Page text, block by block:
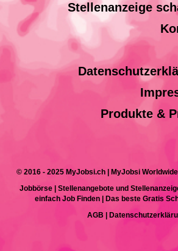
Stellenanzeige
Produkte &
© 2016 - 2025 MyJobsi.ch | MyJobsi
Jobbörse | Stellenangebote und
einfach Job Finden | Das beste Gratis
AGB